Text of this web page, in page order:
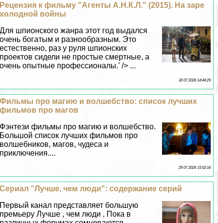
Рецензия к фильму "Агенты А.Н.К.Л." (2015). На заре
холодной войны
Для шпионского жанра этот год выдался
очень богатым и разнообразным. Это
естественно, раз у руля шпионских
проектов сидели не простые cмepтные, а
очень опытные профессионалы.' /> ...
30 07 2026 14:44:29
Фильмы про магию и волшебство: список лучших
фильмов про магов
Фэнтези фильмы про магию и волшебство.
Большой список лучших фильмов про
волшебников, магов, чудеса и
приключения....
29 07 2026 15:52:16
Сериал "Лучше, чем люди": содержание серий
Первый канал представляет большую
премьеру Лучше , чем люди , Пока в